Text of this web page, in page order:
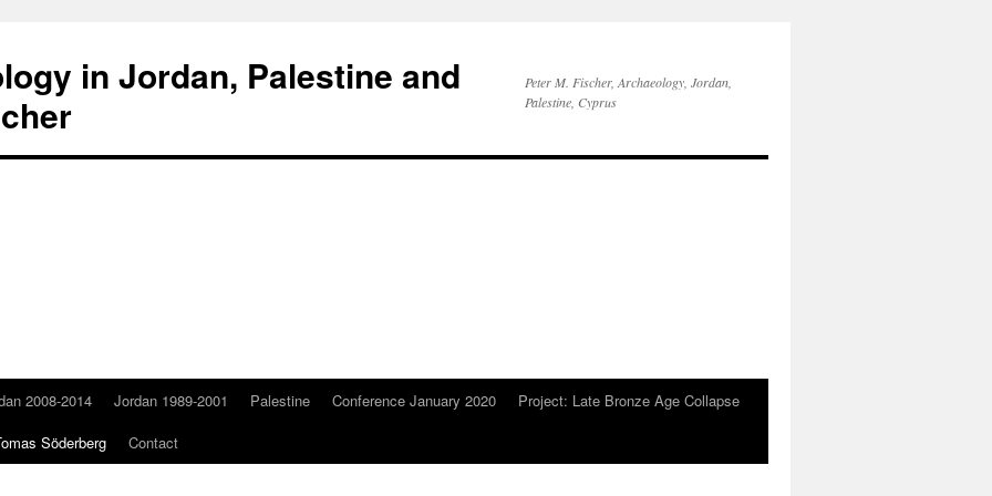
in Jordan, Palestine and
Peter M. Fischer, Archaeology, Jordan,
Palestine, Cyprus
2008-2014 Jordan 1989-2001 Palestine Conference January 2020
Project: Late Bronze Age Collapse
Söderberg Contact